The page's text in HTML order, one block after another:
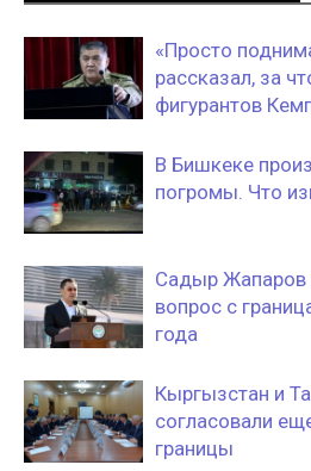
«Просто
рассказал, за
фигурантов
В Бишкеке
погромы. Что
Садыр Жапаров
вопрос с
года
Кыргызстан и
согласовали
границы